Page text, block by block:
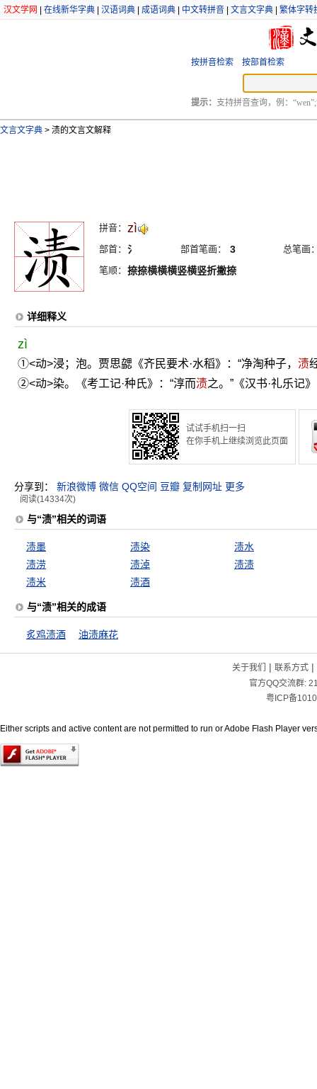
汉文学网 在线新华字典 汉语词典 成语词典 中文转拼音 文言文字典 繁体字转
按拼音检索 按部首检索
提示： 支持拼音查询，例：
文言文字典 > 渍的文言文解释
拼音： zì
部首： 氵 部首笔画： 3
总笔画
笔顺： 捺捺横横横竖横竖折撇捺
详细释义
zì
①<动>浸；泡。贾思勰《齐民要术·水稻》：“净淘种子， 渍
②<动>染。《考工记·种氏》：“淳而渍之。”《汉书·礼乐记
试试手机扫一扫
在你手机上继续浏览此页面
分享到： 新浪微博 微信 QQ空间 豆瓣 复制网址 更多
阅读(14334次)
与“渍”相关的词语
渍墨 渍染
渍水
渍涝
渍淖
渍渍
渍米
渍酒
与“渍”相关的成语
炙鸡渍酒 油渍麻花
关于我们 | 联系方式|
官方QQ交流群:
粤ICP备
Either scripts and active content are not permitted to run or Adobe Flash Player